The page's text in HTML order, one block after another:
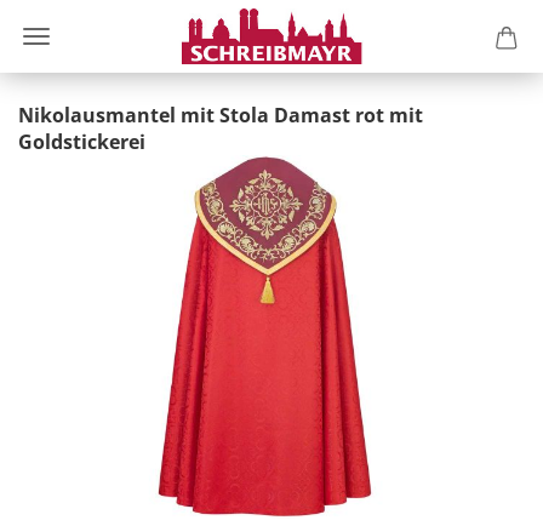
Nikolausmantel mit Stola Damast rot mit
Goldstickerei